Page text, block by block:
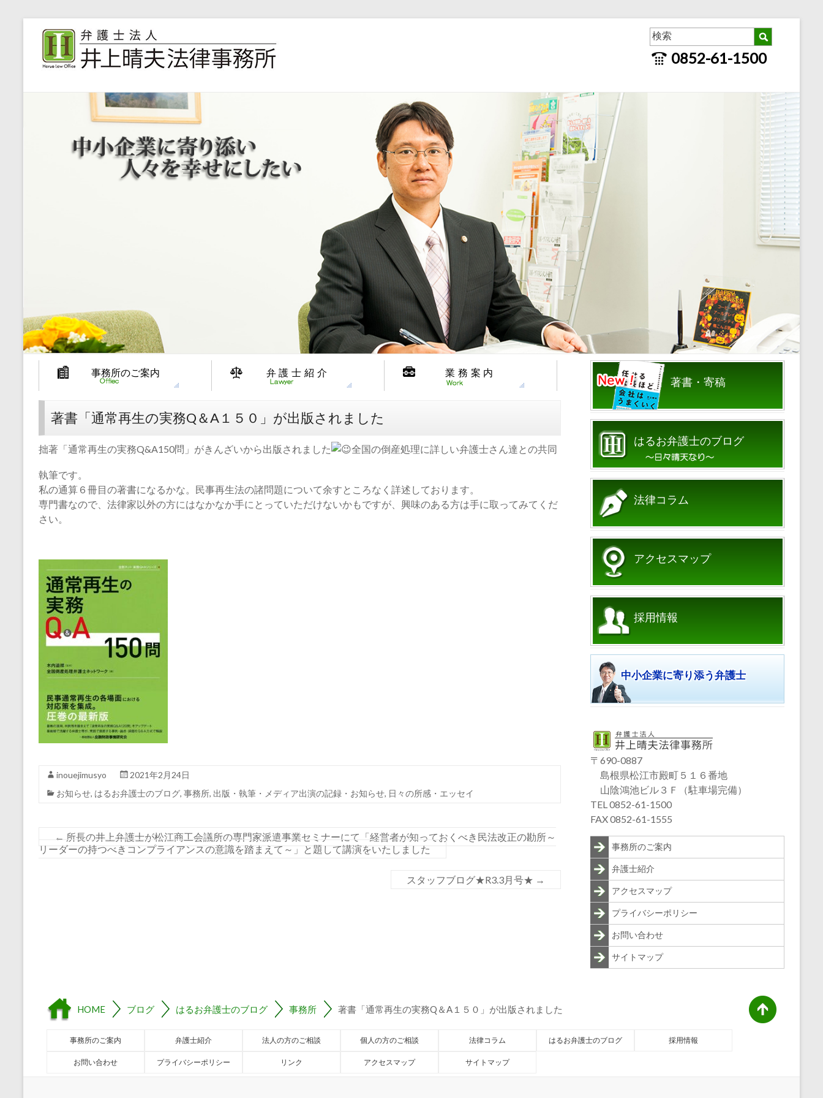
0852-61-1500
事務所のご案内 弁護士紹介 業務案内
著書「通常再生の実務Q＆A１５０」が出版されました
拙著「通常再生の実務Q&A150問」がきんざいから出版されました 全国の倒産処理に詳しい弁護士さん達との共同
執筆です。
私の通算６冊目の著書になるかな。民事再生法の諸問題について余すところなく詳述しております。
専門書なので、法律家以外の方にはなかなか手にとっていただけないかもですが、興味のある方は手に取ってみてくだ
さい。
inouejimusyo
2021年2月24日
お知らせ, はるお弁護士のブログ, 事務所, 出版・執筆・メディア出演の記録・お知らせ, 日々の所感・エッセイ
← 所長の井上弁護士が松江商工会議所の専門家派遣事業セミナーにて「経営者が知っておくべき民法改正の勘所～
リーダーの持つべきコンプライアンスの意識を踏まえて～」と題して講演をいたしました
スタッフブログ★R3.3月号★ →
著書・寄稿
はるお弁護士のブログ
法律コラム
アクセスマップ
採用情報
中小企業に寄り添う弁護士
〒690-0887
島根県松江市殿町５１６番地
山陰鴻池ビル３Ｆ（駐車場完備）
TEL 0852-61-1500
FAX 0852-61-1555
事務所のご案内
弁護士紹介
アクセスマップ
プライバシーポリシー
お問い合わせ
サイトマップ
HOME ブログ はるお弁護士のブログ 事務所 著書「通常再生の実務Q＆A１５０」が出版されました
事務所のご案内 弁護士紹介 法人の方のご相談 個人の方のご相談 法律コラム はるお弁護士のブログ 採用情報
お問い合わせ プライバシーポリシー リンク アクセスマップ サイトマップ